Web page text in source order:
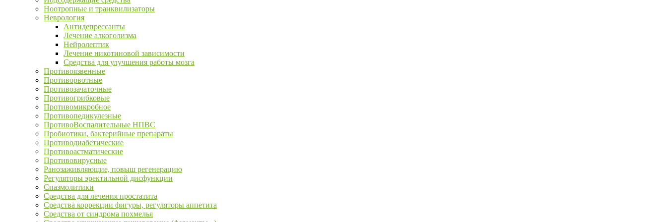
Ноотропные и транквилизаторы
Неврология
Антидепрессанты
Лечение алкоголизма
Нейролептик
Лечение никотиновой зависимости
Средства для улучшения работы мозга
Противоязвенные
Противорвотные
Противозачаточные
Противогрибковые
Противомикробное
Противопедикулезные
ПротивоВоспалительные НПВС
Пробиотики, бактерийные препараты
Противодиабетические
Противоастматические
Противовирусные
Ранозаживляющие, повыш регенерацию
Регуляторы эректильной дисфункции
Спазмолитики
Средства для лечения простатита
Средства коррекции фигуры, регуляторы аппетита
Средства от синдрома похмелья